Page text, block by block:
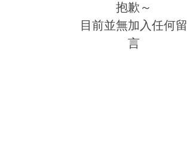
抱歉～
目前並無加入任何留
言